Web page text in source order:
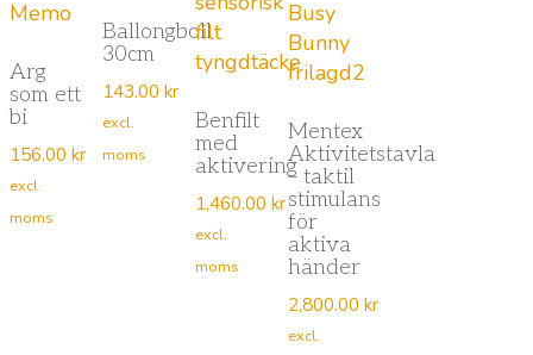
Arg
som ett
bi
156.00 kr
excl.
moms
Ballongboll
30cm
143.00kr
excl.
moms
Benfilt
med
aktivering
1,460.00kr
excl.
moms
Mentex
Aktivitetstavla
– taktil
stimulans
för
aktiva
händer
2,800.00kr
excl.